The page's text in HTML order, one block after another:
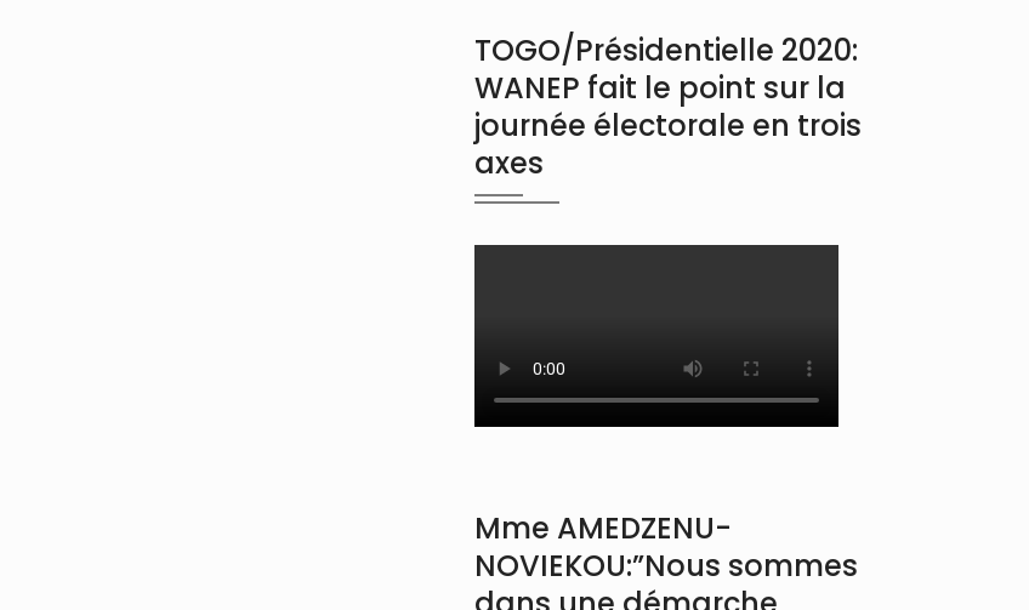
TOGO/Présidentielle 2020:
WANEP fait le point sur la
journée électorale en trois
axes
Mme AMEDZENU-
NOVIEKOU:”Nous sommes